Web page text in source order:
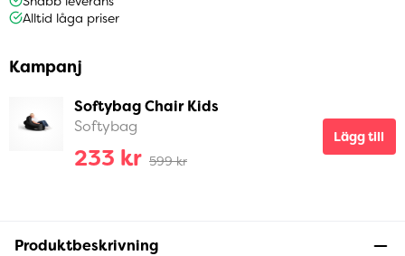
Alltid låga priser
Kampanj
Softybag Chair Kids
Softybag
233 kr 599 kr
Lägg till
Produktbeskrivning